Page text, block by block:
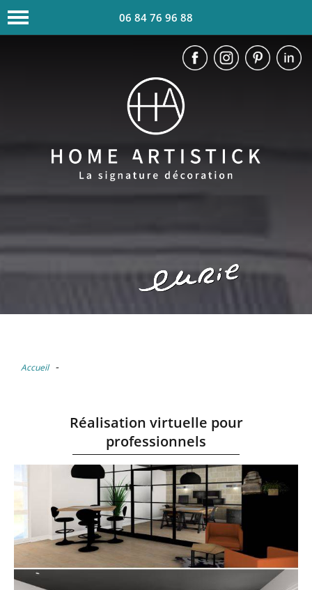
06 84 76 96 88
Accueil -
Réalisation virtuelle pour
professionnels